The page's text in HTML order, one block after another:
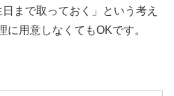
まで取っておく」という考え
用意しなくてもOKです。